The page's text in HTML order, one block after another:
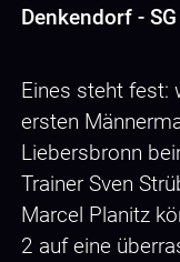
Denkendorf -
Eines steht fest:
ersten
Liebersbronn
Trainer Sven
Marcel Planitz
2 auf eine